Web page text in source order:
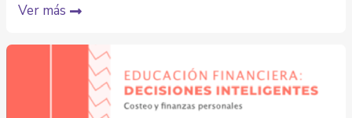
Ver más